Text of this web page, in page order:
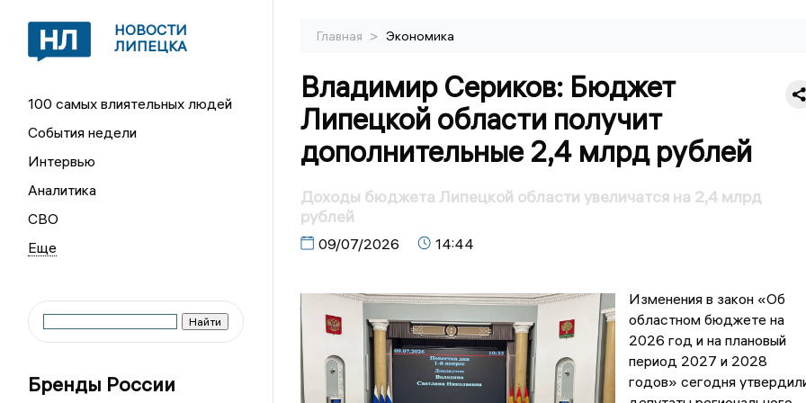
НОВОСТИ
ЛИПЕЦКА
100 самых влиятельных людей
События недели
Интервью
Аналитика
СВО
Бренды России
Главная > Экономика
Владимир Сериков: Бюджет
Липецкой области получит
дополнительные 2,4 млрд рублей
Доходы бюджета Липецкой области увеличатся на 2,4 млрд
рублей
09/07/2026 14:44
Изменения в закон «Об
областном бюджете на
2026 год и на плановый
период 2027 и 2028
годов» сегодня